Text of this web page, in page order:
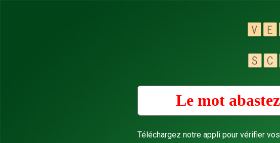
Le mot
Téléchargez notre appli pour vérifier